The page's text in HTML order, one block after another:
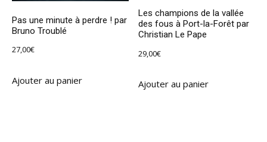
Pas une minute à perdre ! par
Bruno Troublé
27,00€
Ajouter au panier
Les champions de la vallée
des fous à Port-la-Forêt par
Christian Le Pape
29,00€
Ajouter au panier